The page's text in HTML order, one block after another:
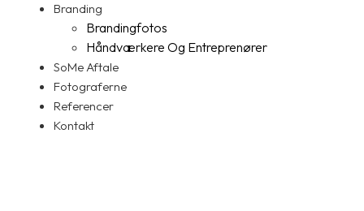
Branding
Brandingfotos
Håndværkere Og Entreprenører
SoMe Aftale
Fotograferne
Referencer
Kontakt